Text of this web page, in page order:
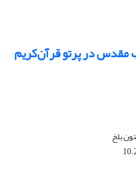
مقدس در پرتو قرآن‌کریم
بلخ